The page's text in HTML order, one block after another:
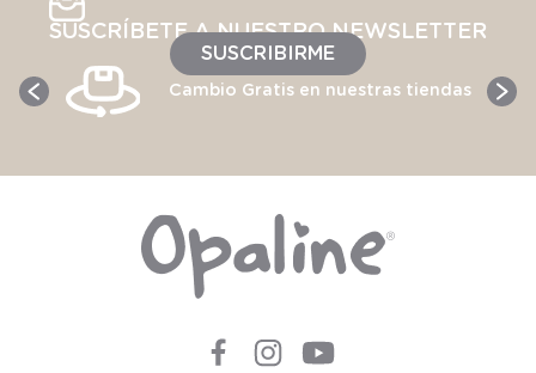
SUSCRÍBETE A NUESTRO NEWSLETTER
SUSCRIBIRME
Cambio Gratis en nuestras tiendas